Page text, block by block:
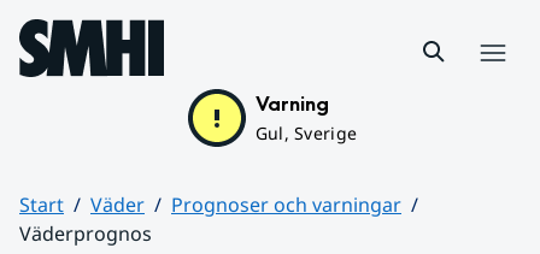
Hoppa till sidans innehåll
Varning
Gul, Sverige
Start Väder
Prognoser och varningar
Väderprognos